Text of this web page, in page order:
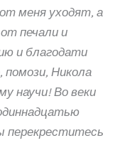
меня уходят, а
печали и
и благодати
помози, Никола
научи! Во веки
перекреститесь